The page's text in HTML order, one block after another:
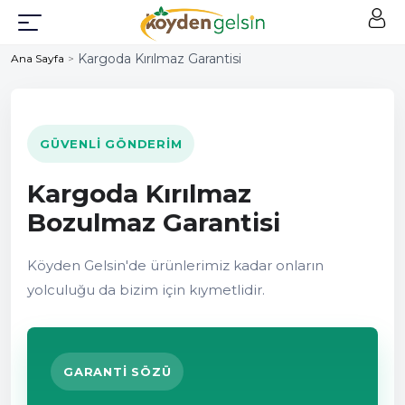
Ana Sayfa > Kargoda Kırılmaz Garantisi
GÜVENLI GÖNDERIM
Kargoda Kırılmaz
Bozulmaz Garantisi
Köyden Gelsin'de ürünlerimiz kadar onların
yolculuğu da bizim için kıymetlidir.
GARANTI SÖZÜ